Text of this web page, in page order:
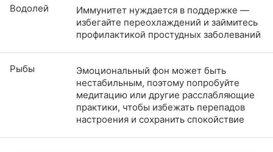
Водолей
Иммунитет нуждается в поддержке —
избегайте переохлаждений и займитесь
профилактикой простудных заболеваний
Рыбы
Эмоциональный фон может быть
нестабильным, поэтому попробуйте
медитацию или другие расслабляющие
практики, чтобы избежать перепадов
настроения и сохранить спокойствие